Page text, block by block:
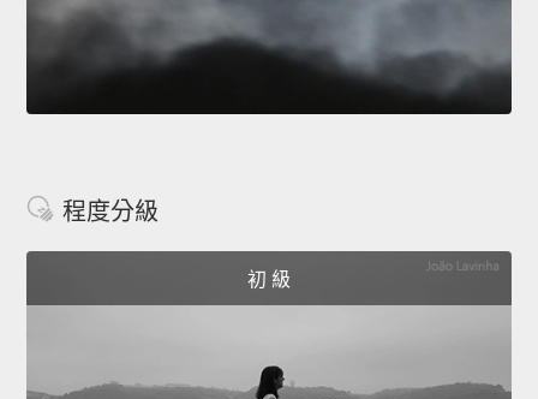
程度分級
初 級